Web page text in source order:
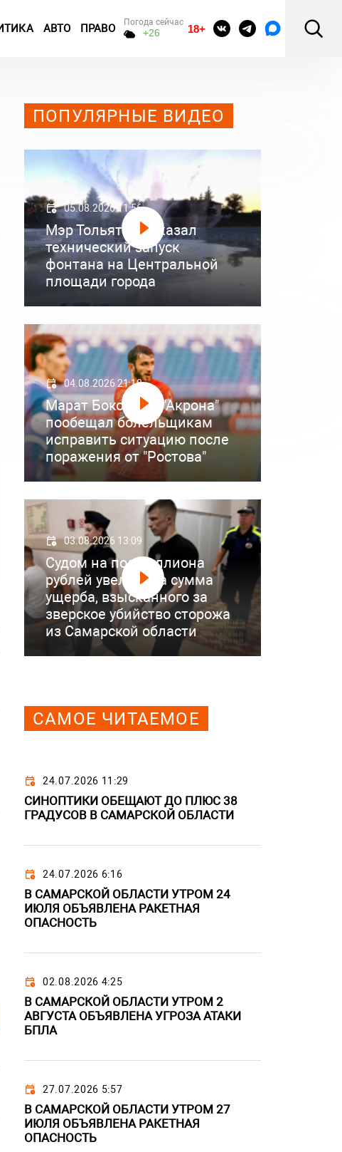
АВТО ПРАВО Погода сейчас
+26 18+
ПОПУЛЯРНЫЕ ВИДЕО
05.08.2026 11:56
Мэр Тольятти показал
технический запуск
фонтана на Центральной
площади города
04.08.2026 21:18
Марат Бокоев из "Акрона"
пообещал болельщикам
исправить ситуацию после
поражения от "Ростова"
03.08.2026 13:09
Судом на полмиллиона
рублей увеличена сумма
ущерба, взысканного за
зверское убийство сторожа
из Самарской области
САМОЕ ЧИТАЕМОЕ
24.07.2026 11:29
СИНОПТИКИ ОБЕЩАЮТ ДО ПЛЮС 38
ГРАДУСОВ В САМАРСКОЙ ОБЛАСТИ
24.07.2026 6:16
В САМАРСКОЙ ОБЛАСТИ УТРОМ 24
ИЮЛЯ ОБЪЯВЛЕНА РАКЕТНАЯ
ОПАСНОСТЬ
02.08.2026 4:25
В САМАРСКОЙ ОБЛАСТИ УТРОМ 2
АВГУСТА ОБЪЯВЛЕНА УГРОЗА АТАКИ
БПЛА
27.07.2026 5:57
В САМАРСКОЙ ОБЛАСТИ УТРОМ 27
ИЮЛЯ ОБЪЯВЛЕНА РАКЕТНАЯ
ОПАСНОСТЬ